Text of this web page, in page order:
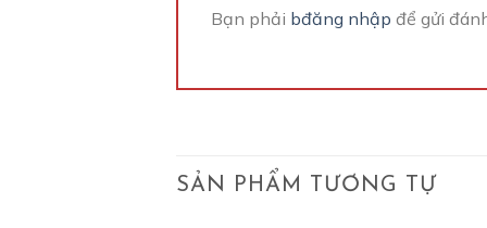
Bạn phải bđăng nhập để gửi
SẢN PHẨM TƯƠNG TỰ